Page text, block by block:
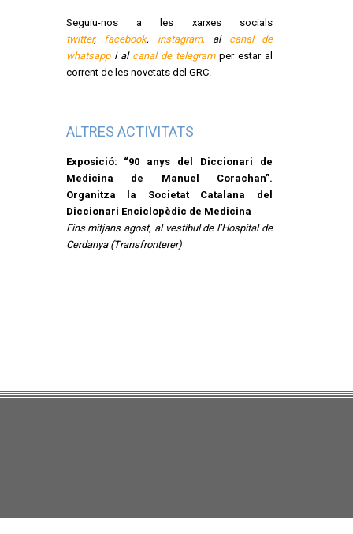
Seguiu-nos a les xarxes socials
twitter, facebook, instagram,al canal de
whatsappi al canal de telegramper estar al
corrent de les novetats del GRC.
ALTRES ACTIVITATS
Exposició: “90 anys del Diccionari de
Medicina de Manuel Corachan”.
Organitza la Societat Catalana del
Diccionari Enciclopèdic de Medicina
Fins mitjans agost, al vestíbul de l’Hospital de
Cerdanya (Transfronterer)